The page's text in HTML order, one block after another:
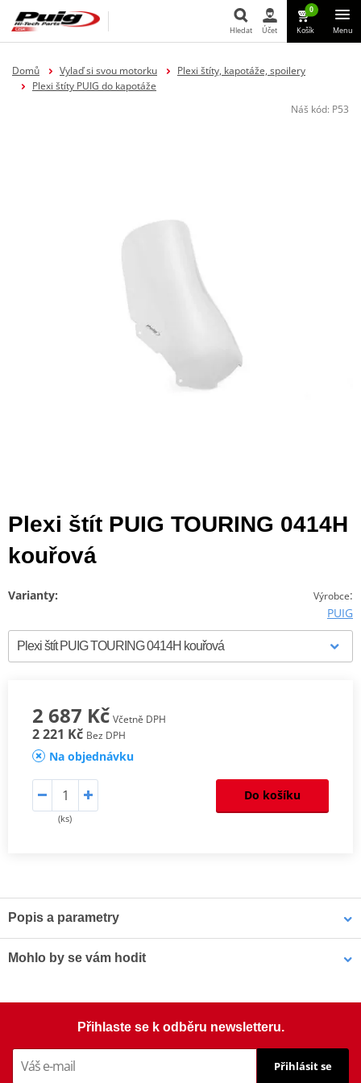
Hledat
Hledat Účet
0
Košík Menu
Domů Vylaď si svou motorku
Plexi štíty, kapotáže, spoilery
Plexi štíty PUIG do kapotáže
Náš kód: P53
Plexi štít PUIG TOURING 0414H
kouřová
Výrobce:
PUIG
Varianty:
2 687 Kč Včetně DPH
2 221 Kč Bez DPH
Na objednávku
(ks)
Do košíku
Popis a parametry
Mohlo by se vám hodit
Přihlaste se k odběru newsletteru.
Přihlásit se